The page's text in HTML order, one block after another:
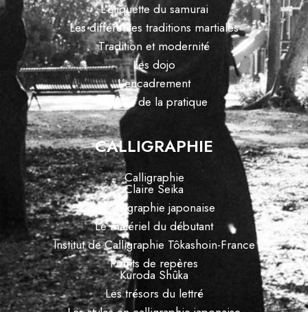
L’étiquette du samurai
Les différentes traditions martiales
Tradition et modernité
Les dojo
L’encadrement
Autour de la pratique
CALLIGRAPHIE
Calligraphie
Claire Seika
La calligraphie japonaise
Le matériel du débutant
Institut de Calligraphie Tôkashoin-France
Points de repères
Kuroda Shûka
Les trésors du lettré